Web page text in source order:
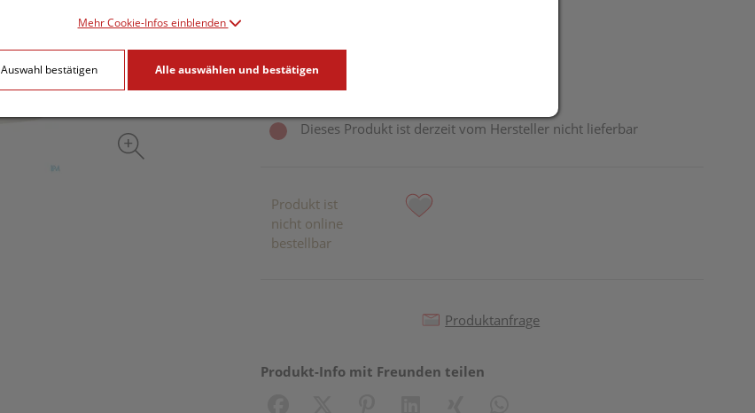
inkl. 20% MwSt.
Dieses Produkt ist derzeit vom Hersteller nicht lieferbar
Produkt ist
nicht online
bestellbar
Produktanfrage
Produkt-Info mit Freunden teilen
Mehr Cookie-Infos einblenden
Auswahl bestätigen Alle auswählen und bestätigen